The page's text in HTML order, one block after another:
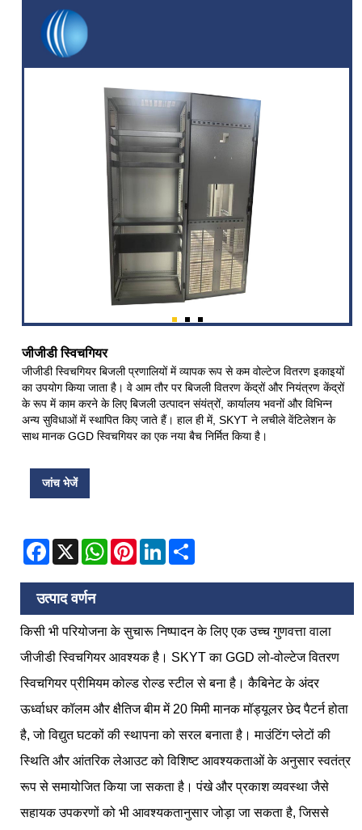
जीजीडी स्विचगियर
जीजीडी स्विचगियर बिजली प्रणालियों में व्यापक रूप से कम वोल्टेज वितरण इकाइयों
का उपयोग किया जाता है। वे आम तौर पर बिजली वितरण केंद्रों और नियंत्रण केंद्रों
के रूप में काम करने के लिए बिजली उत्पादन संयंत्रों, कार्यालय भवनों और विभिन्न
अन्य सुविधाओं में स्थापित किए जाते हैं। हाल ही में, SKYT ने लचीले वेंटिलेशन के
साथ मानक GGD स्विचगियर का एक नया बैच निर्मित किया है।
जांच भेजें
Facebook
X WhatsAppPinterestLinkedIn
उत्पाद वर्णन
किसी भी परियोजना के सुचारू निष्पादन के लिए एक उच्च गुणवत्ता वाला
जीजीडी स्विचगियर आवश्यक है। SKYT का GGD लो-वोल्टेज वितरण
स्विचगियर प्रीमियम कोल्ड रोल्ड स्टील से बना है। कैबिनेट के अंदर
ऊर्ध्वाधर कॉलम और क्षैतिज बीम में 20 मिमी मानक मॉड्यूलर छेद पैटर्न होता
है, जो विद्युत घटकों की स्थापना को सरल बनाता है। माउंटिंग प्लेटों की
स्थिति और आंतरिक लेआउट को विशिष्ट आवश्यकताओं के अनुसार स्वतंत्र
रूप से समायोजित किया जा सकता है। पंखे और प्रकाश व्यवस्था जैसे
सहायक उपकरणों को भी आवश्यकतानुसार जोड़ा जा सकता है, जिससे